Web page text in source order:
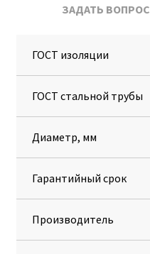
ЗАДАТЬ ВОПРОС
ГОСТ изоляции
ГОСТ стальной трубы
Диаметр, мм
Гарантийный срок
Производитель